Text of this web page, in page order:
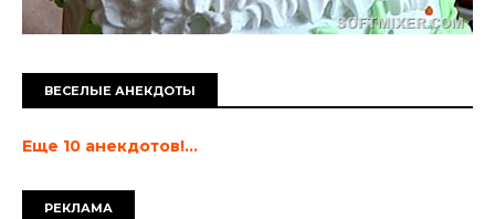
ВЕСЕЛЫЕ АНЕКДОТЫ
Еще 10 анекдотов!...
РЕКЛАМА